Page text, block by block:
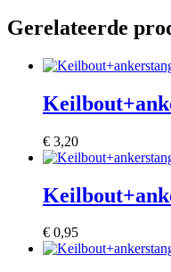
Gerelateerde
€ 3,20
€ 0,95